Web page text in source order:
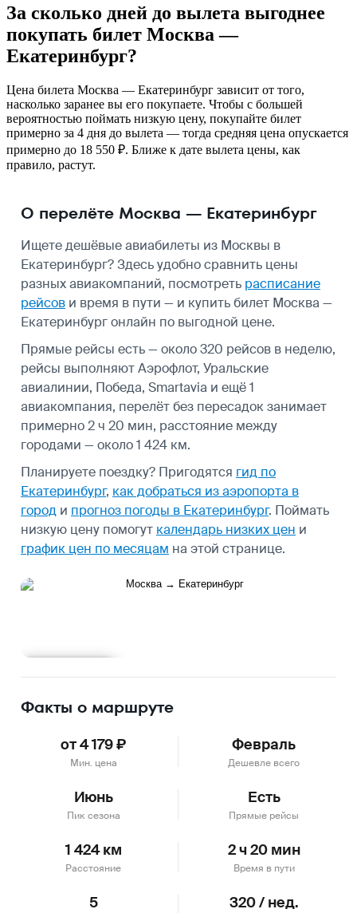
За сколько дней до вылета выгоднее
покупать билет Москва —
Екатеринбург?
Цена билета Москва — Екатеринбург зависит от того,
насколько заранее вы его покупаете. Чтобы с большей
вероятностью поймать низкую цену, покупайте билет
примерно за 4 дня до вылета — тогда средняя цена опускается
примерно до 18 550 ₽. Ближе к дате вылета цены, как
правило, растут.
О перелёте Москва — Екатеринбург
Ищете дешёвые авиабилеты из Москвы в
Екатеринбург? Здесь удобно сравнить цены
разных авиакомпаний, посмотреть расписание
рейсов и время в пути — и купить билет Москва —
Екатеринбург онлайн по выгодной цене.
Прямые рейсы есть — около 320 рейсов в неделю,
рейсы выполняют Аэрофлот, Уральские
авиалинии, Победа, Smartavia и ещё 1
авиакомпания, перелёт без пересадок занимает
примерно 2 ч 20 мин, расстояние между
городами — около 1 424 км.
Планируете поездку? Пригодятся гид по
Екатеринбург, как добраться из аэропорта в
город и прогноз погоды в Екатеринбург. Поймать
низкую цену помогут календарь низких цен и
график цен по месяцам на этой странице.
Факты о маршруте
от 4 179 ₽
Мин. цена
Февраль
Дешевле всего
Июнь
Пик сезона
Есть
Прямые рейсы
1 424 км
Расстояние
2 ч 20 мин
Время в пути
5 320 / нед.